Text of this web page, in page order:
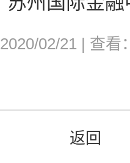
2020/02/21 | 查看
返回